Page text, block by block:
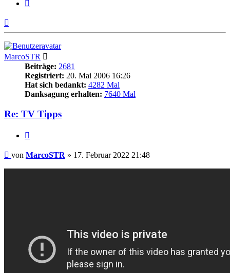
MarcoSTR
Beiträge: 2681
Registriert: 20. Mai 2006 16:26
Hat sich bedankt: 4282 Mal
Danksagung erhalten: 7640 Mal
Re: TV Tipps
Beitrag
von MarcoSTR » 17. Februar 2022 21:48